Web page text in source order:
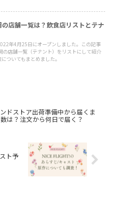
店舗一覧は？飲食店リストとテナ
年4月25日にオープンしました。この記事
の店舗一覧（テナント）をリストにして紹介
ついてもまとめました。
ドストア出荷準備中から届くま
は？注文から何日で届く？
ト予